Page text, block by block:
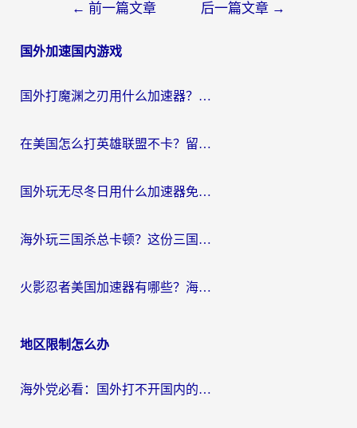
导
← 前一篇文章 后一篇文章 →
国外加速国内游戏
国外打魔渊之刃用什么加速器？2026海外玩家国服游戏加速全攻略（附闪耀暖暖&复苏的魔女避坑指南）
在美国怎么打英雄联盟不卡？留学生亲测的国服游戏加速全攻略
国外玩无尽冬日用什么加速器免费？海外党国服游戏加速避坑指南
海外玩三国杀总卡顿？这份三国杀游戏加速器指南帮你告别延迟烦恼
火影忍者美国加速器有哪些？海外党亲测的国服游戏加速全攻略（含菲律宾玩三国之刃守望黎明技巧）
地区限制怎么办
海外党必看：国外打不开国内的app怎么办？3步解决你的乡愁